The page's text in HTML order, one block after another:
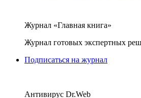
Журнал «Главная книга»
Журнал готовых экспертных
Подписаться на журнал
Антивирус Dr.Web